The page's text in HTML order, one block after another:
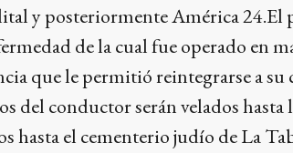
y posteriormente América 24.El
de la cual fue operado en
que le permitió reintegrarse a su
del conductor serán velados hasta
hasta el cementerio judío de La